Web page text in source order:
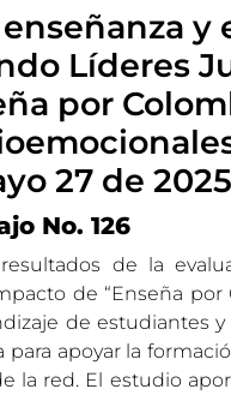
y
Líderes
por
27 de 2025
No. 126
de la
de “Enseña por
de estudiantes
apoyar la
la red. El estudio